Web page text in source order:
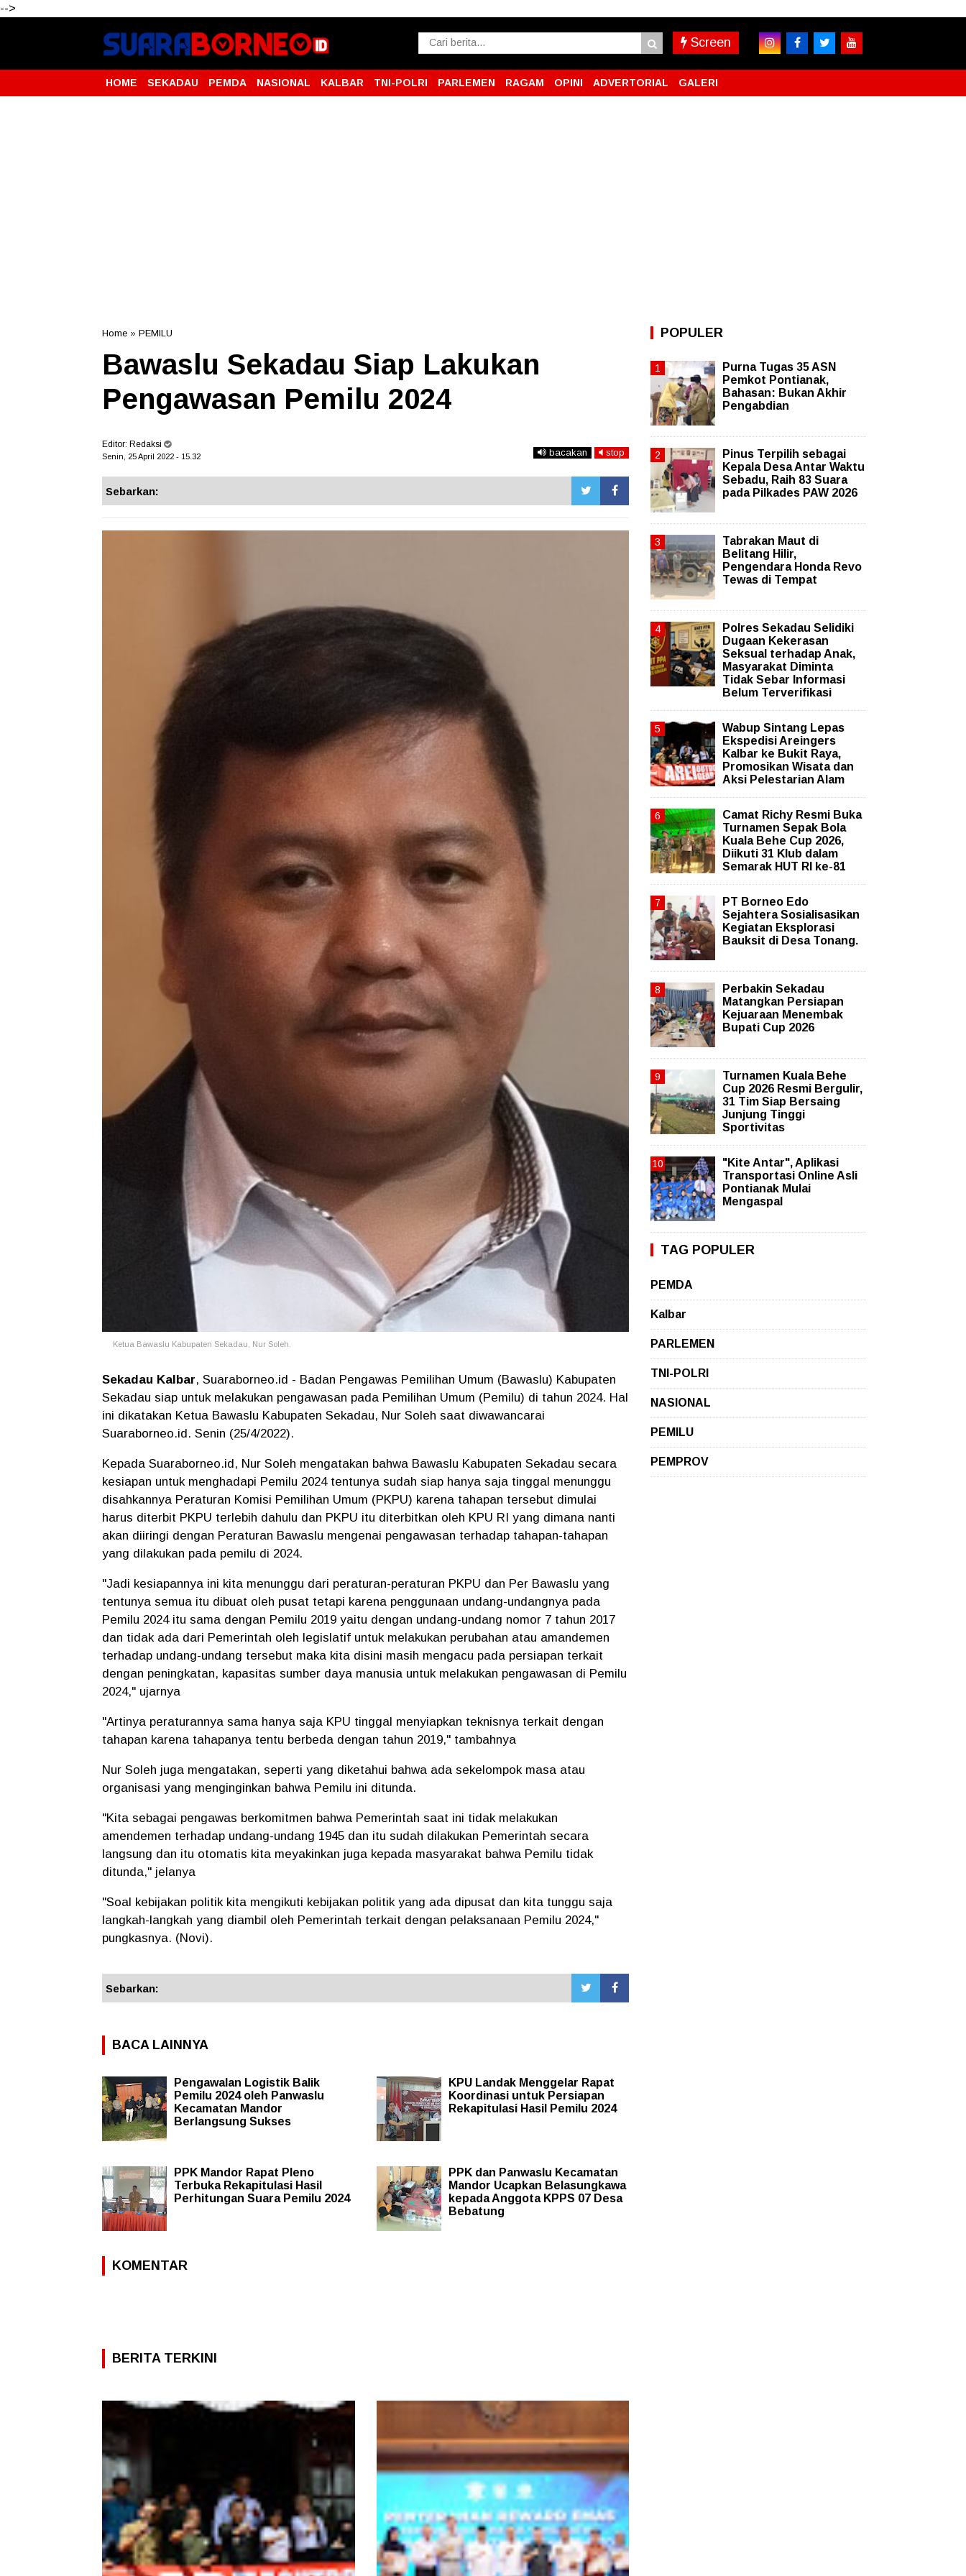
-->
Screen
HOME SEKADAU PEMDA NASIONAL KALBAR TNI-POLRI PARLEMEN RAGAM OPINI ADVERTORIAL GALERI
Home » PEMILU
Bawaslu Sekadau Siap Lakukan
Pengawasan Pemilu 2024
Editor: Redaksi
Senin, 25 April 2022 - 15.32 bacakan stop
Sebarkan:
Ketua Bawaslu Kabupaten Sekadau, Nur Soleh.
Sekadau Kalbar, Suaraborneo.id - Badan Pengawas Pemilihan Umum (Bawaslu) Kabupaten
Sekadau siap untuk melakukan pengawasan pada Pemilihan Umum (Pemilu) di tahun 2024. Hal
ini dikatakan Ketua Bawaslu Kabupaten Sekadau, Nur Soleh saat diwawancarai
Suaraborneo.id. Senin (25/4/2022).
Kepada Suaraborneo.id, Nur Soleh mengatakan bahwa Bawaslu Kabupaten Sekadau secara
kesiapan untuk menghadapi Pemilu 2024 tentunya sudah siap hanya saja tinggal menunggu
disahkannya Peraturan Komisi Pemilihan Umum (PKPU) karena tahapan tersebut dimulai
harus diterbit PKPU terlebih dahulu dan PKPU itu diterbitkan oleh KPU RI yang dimana nanti
akan diiringi dengan Peraturan Bawaslu mengenai pengawasan terhadap tahapan-tahapan
yang dilakukan pada pemilu di 2024.
"Jadi kesiapannya ini kita menunggu dari peraturan-peraturan PKPU dan Per Bawaslu yang
tentunya semua itu dibuat oleh pusat tetapi karena penggunaan undang-undangnya pada
Pemilu 2024 itu sama dengan Pemilu 2019 yaitu dengan undang-undang nomor 7 tahun 2017
dan tidak ada dari Pemerintah oleh legislatif untuk melakukan perubahan atau amandemen
terhadap undang-undang tersebut maka kita disini masih mengacu pada persiapan terkait
dengan peningkatan, kapasitas sumber daya manusia untuk melakukan pengawasan di Pemilu
2024," ujarnya
"Artinya peraturannya sama hanya saja KPU tinggal menyiapkan teknisnya terkait dengan
tahapan karena tahapanya tentu berbeda dengan tahun 2019," tambahnya
Nur Soleh juga mengatakan, seperti yang diketahui bahwa ada sekelompok masa atau
organisasi yang menginginkan bahwa Pemilu ini ditunda.
"Kita sebagai pengawas berkomitmen bahwa Pemerintah saat ini tidak melakukan
amendemen terhadap undang-undang 1945 dan itu sudah dilakukan Pemerintah secara
langsung dan itu otomatis kita meyakinkan juga kepada masyarakat bahwa Pemilu tidak
ditunda," jelanya
"Soal kebijakan politik kita mengikuti kebijakan politik yang ada dipusat dan kita tunggu saja
langkah-langkah yang diambil oleh Pemerintah terkait dengan pelaksanaan Pemilu 2024,"
pungkasnya. (Novi).
Sebarkan:
BACA LAINNYA
Pengawalan Logistik Balik
Pemilu 2024 oleh Panwaslu
Kecamatan Mandor
Berlangsung Sukses
KPU Landak Menggelar Rapat
Koordinasi untuk Persiapan
Rekapitulasi Hasil Pemilu 2024
PPK Mandor Rapat Pleno
Terbuka Rekapitulasi Hasil
Perhitungan Suara Pemilu 2024
PPK dan Panwaslu Kecamatan
Mandor Ucapkan Belasungkawa
kepada Anggota KPPS 07 Desa
Bebatung
KOMENTAR
BERITA TERKINI
POPULER
Purna Tugas 35 ASN
Pemkot Pontianak,
Bahasan: Bukan Akhir
Pengabdian
Pinus Terpilih sebagai
Kepala Desa Antar Waktu
Sebadu, Raih 83 Suara
pada Pilkades PAW 2026
Tabrakan Maut di
Belitang Hilir,
Pengendara Honda Revo
Tewas di Tempat
Polres Sekadau Selidiki
Dugaan Kekerasan
Seksual terhadap Anak,
Masyarakat Diminta
Tidak Sebar Informasi
Belum Terverifikasi
Wabup Sintang Lepas
Ekspedisi Areingers
Kalbar ke Bukit Raya,
Promosikan Wisata dan
Aksi Pelestarian Alam
Camat Richy Resmi Buka
Turnamen Sepak Bola
Kuala Behe Cup 2026,
Diikuti 31 Klub dalam
Semarak HUT RI ke-81
PT Borneo Edo
Sejahtera Sosialisasikan
Kegiatan Eksplorasi
Bauksit di Desa Tonang.
Perbakin Sekadau
Matangkan Persiapan
Kejuaraan Menembak
Bupati Cup 2026
Turnamen Kuala Behe
Cup 2026 Resmi Bergulir,
31 Tim Siap Bersaing
Junjung Tinggi
Sportivitas
"Kite Antar", Aplikasi
Transportasi Online Asli
Pontianak Mulai
Mengaspal
TAG POPULER
PEMDA
Kalbar
PARLEMEN
TNI-POLRI
NASIONAL
PEMILU
PEMPROV